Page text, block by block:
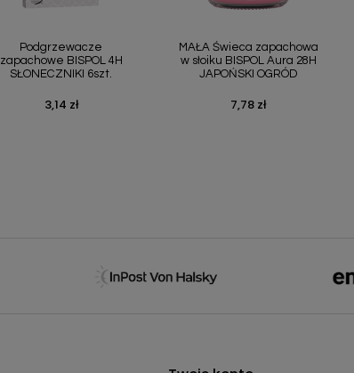
Podgrzewacze
zapachowe BISPOL 4H
SŁONECZNIKI 6szt.
Cena
3,14 zł
MAŁA Świeca zapachowa
w słoiku BISPOL Aura 28H
JAPOŃSKI OGRÓD
Cena
7,78 zł